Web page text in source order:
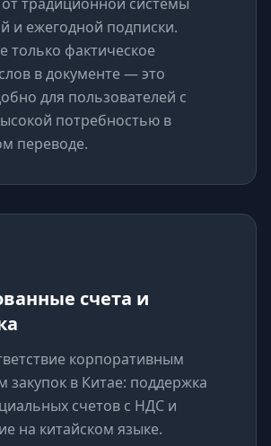
и ежегодной подписки.
только фактическое
в документе — это
для пользователей с
потребностью в
переводе.
счета и
корпоративным
закупок в Китае: поддержка
счетов с НДС и
на китайском языке.